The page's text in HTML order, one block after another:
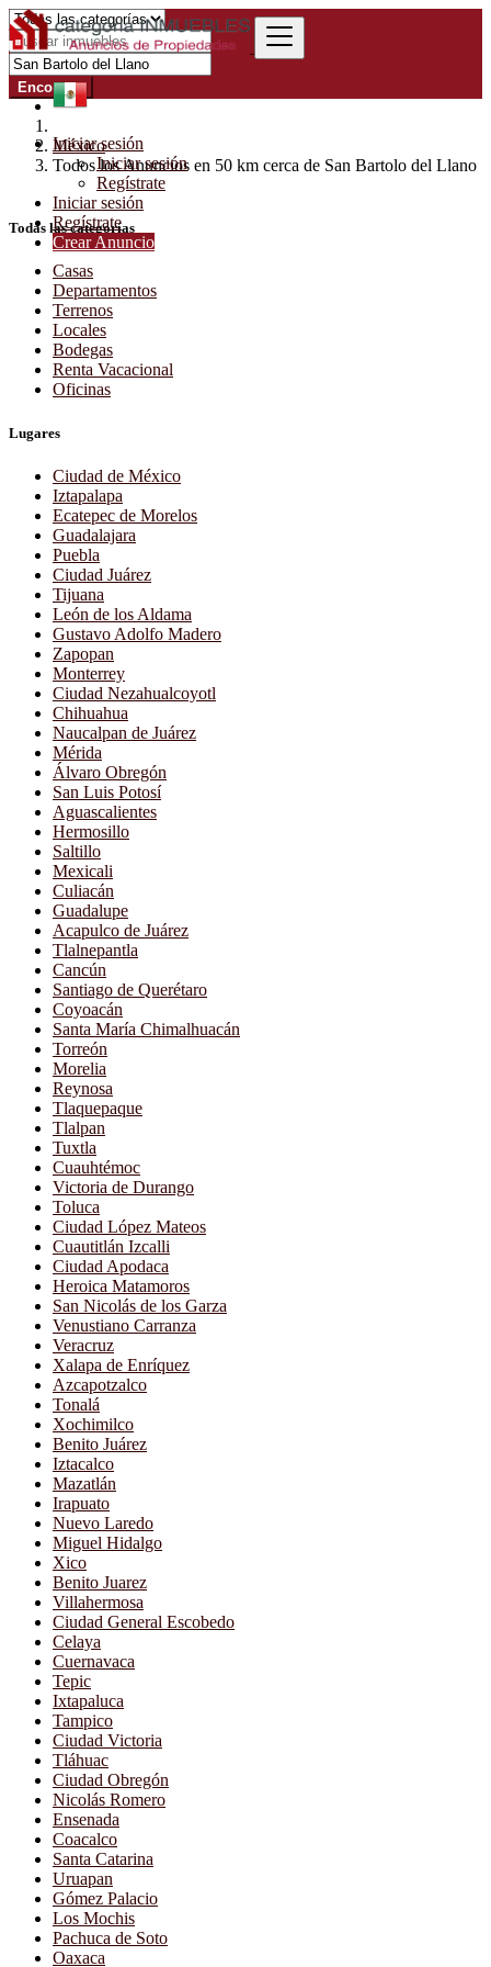
Iniciar sesión
Iniciar sesión
Regístrate
Iniciar sesión
Regístrate
Crear Anuncio
Encontrar
México
Todos los Anuncios en 50 km cerca de San Bartolo del Llano
Todas las categorías
Casas
Departamentos
Terrenos
Locales
Bodegas
Renta Vacacional
Oficinas
Lugares
Ciudad de México
Iztapalapa
Ecatepec de Morelos
Guadalajara
Puebla
Ciudad Juárez
Tijuana
León de los Aldama
Gustavo Adolfo Madero
Zapopan
Monterrey
Ciudad Nezahualcoyotl
Chihuahua
Naucalpan de Juárez
Mérida
Álvaro Obregón
San Luis Potosí
Aguascalientes
Hermosillo
Saltillo
Mexicali
Culiacán
Guadalupe
Acapulco de Juárez
Tlalnepantla
Cancún
Santiago de Querétaro
Coyoacán
Santa María Chimalhuacán
Torreón
Morelia
Reynosa
Tlaquepaque
Tlalpan
Tuxtla
Cuauhtémoc
Victoria de Durango
Toluca
Ciudad López Mateos
Cuautitlán Izcalli
Ciudad Apodaca
Heroica Matamoros
San Nicolás de los Garza
Venustiano Carranza
Veracruz
Xalapa de Enríquez
Azcapotzalco
Tonalá
Xochimilco
Benito Juárez
Iztacalco
Mazatlán
Irapuato
Nuevo Laredo
Miguel Hidalgo
Xico
Benito Juarez
Villahermosa
Ciudad General Escobedo
Celaya
Cuernavaca
Tepic
Ixtapaluca
Tampico
Ciudad Victoria
Tláhuac
Ciudad Obregón
Nicolás Romero
Ensenada
Coacalco
Santa Catarina
Uruapan
Gómez Palacio
Los Mochis
Pachuca de Soto
Oaxaca